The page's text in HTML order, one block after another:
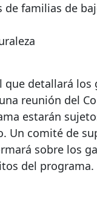
familias de
detallará
reunión del
estarán
Un comité de
sobre los
del programa.